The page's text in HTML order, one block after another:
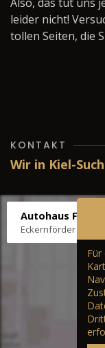
leider nicht!
tollen Seiten, die
KONTAKT
Wir in Kiel-
Autohaus Fräter
Eckernförder Str. /
Für